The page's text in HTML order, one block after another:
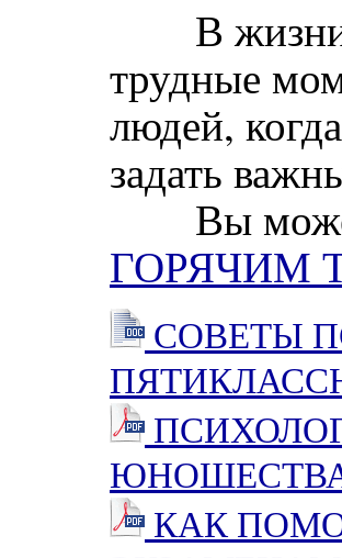
В жизни
трудные
людей,
задать
Вы
ГОРЯЧИМ
СОВЕТЫ
КАК